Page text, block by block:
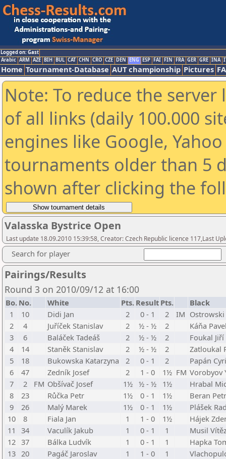
Logged on: Gast
Arabic ARM AZE BIH BUL CAT CHN CRO CZE DEN ENG ESP FAI FIN FRA GER GRE INA
Home Tournament-Database AUT championship Pictures
Note: To reduce the
of all links (daily 100.000
engines like Google,
tournaments older than 5
shown after clicking the
Valasska Bystrice Open
Last update 18.09.2010 15:39:58, Creator: Czech Republic licence 117,Last
Search for player
Pairings/Results
Round 3 on 2010/09/12 at 16:00
Bo. No. White Pts. Result Pts.
Black
1
10 Didi Jan 2 0 - 1 2 IM Ostrowski
2
4 Juříček Stanislav 2 ½ - ½ 2
Káňa
3
6 Baláček Tadeáš 2 ½ - ½ 2
Foukal Jiří
4
14 Staněk Stanislav 2 ½ - ½ 2
Zatloukal
5
18 Bukowska Katarzyna 2 0 - 1 2
Papán
6
47 Zedník Josef 2 1 - 0 1½ FM Vorobyov
7
2 FM Obšívač Josef 1½ ½ - ½ 1½
Hrabal
8
23 Růčka Petr 1½ 0 - 1 1½
Beran Petr
9
26 Malý Marek 1½ 0 - 1 1½
Plášek
10
8 Fiala Jan 1 1 - 0 1½
Hájek
11
34 Vaculík Jakub 1 0 - 1 1
Musil
12 37 Bálka Ludvík 1 0 - 1 1
Hapka
13 20 Pagáč Jaroslav 1 1 - 0 1